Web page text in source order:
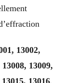
13002,
13009,